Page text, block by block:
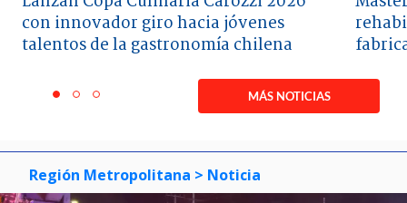
con innovador giro hacia jóvenes
talentos de la gastronomía chilena
itemitemitem
MÁS NOTICIAS
Región Metropolitana > Noticia